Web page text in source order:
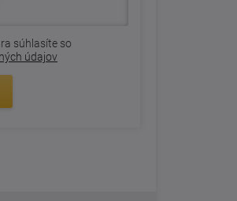
súhlasíte so
údajov